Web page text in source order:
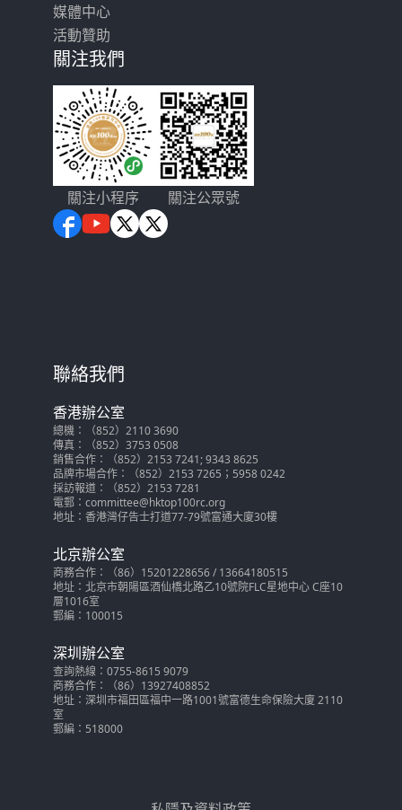
媒體中心
活動贊助
關注我們
關注小程序 關注公眾號
聯絡我們
香港辦公室
總機：（852）2110 3690
傳真：（852）3753 0508
銷售合作：（852）2153 7241; 9343 8625
品牌市場合作：（852）2153 7265；5958 0242
採訪報道：（852）2153 7281
電郵：committee@hktop100rc.org
地址：香港灣仔告士打道77-79號富通大廈30樓
北京辦公室
商務合作：（86）15201228656 / 13664180515
地址：北京市朝陽區酒仙橋北路乙10號院FLC星地中心 C座10
層1016室
郵編：100015
深圳辦公室
查詢熱線：0755-8615 9079
商務合作：（86）13927408852
地址：深圳市福田區福中一路1001號富德生命保險大廈 2110
室
郵編：518000